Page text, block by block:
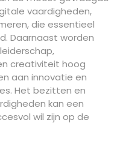
vaardigheden,
die essentieel
Daarnaast worden
creativiteit hoog
aan innovatie en
Het bezitten en
kan een
wil zijn op de